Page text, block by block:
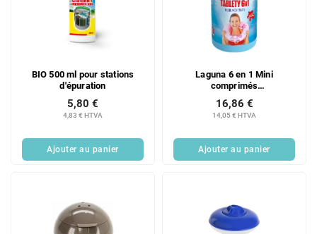
BIO 500 ml pour stations
d'épuration
4,83 € HTVA
5,80 €
Ajouter au panier
Laguna 6 en 1 Mini
comprimés
multifonctionnels pour
l'entretien de l'eau de piscine
en toutes saisons, 1 kg
14,05 € HTVA
16,86 €
Ajouter au panier